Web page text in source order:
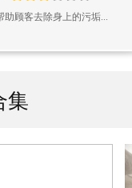
助顾客去除身上的污垢...
集